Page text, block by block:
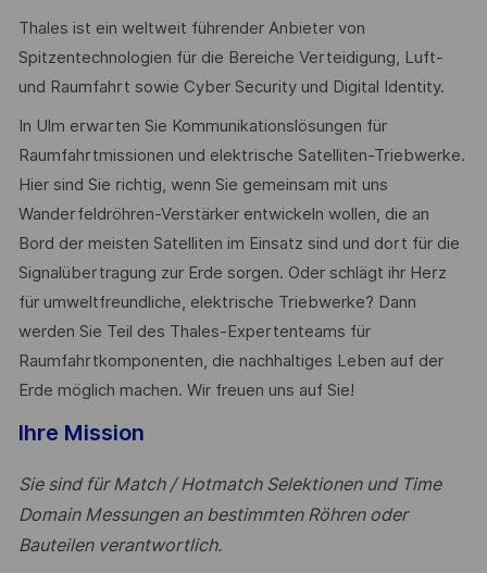
Thales ist ein weltweit führender Anbieter von
Spitzentechnologien für die Bereiche Verteidigung, Luft-
und Raumfahrt sowie Cyber Security und Digital Identity.
In Ulm erwarten Sie Kommunikationslösungen für
Raumfahrtmissionen und elektrische Satelliten-Triebwerke.
Hier sind Sie richtig, wenn Sie gemeinsam mit uns
Wanderfeldröhren-Verstärker entwickeln wollen, die an
Bord der meisten Satelliten im Einsatz sind und dort für die
Signalübertragung zur Erde sorgen. Oder schlägt ihr Herz
für umweltfreundliche, elektrische Triebwerke? Dann
werden Sie Teil des Thales-Expertenteams für
Raumfahrtkomponenten, die nachhaltiges Leben auf der
Erde möglich machen. Wir freuen uns auf Sie!
Ihre Mission
Sie sind für Match / Hotmatch Selektionen und Time
Domain Messungen an bestimmten Röhren oder
Bauteilen verantwortlich.